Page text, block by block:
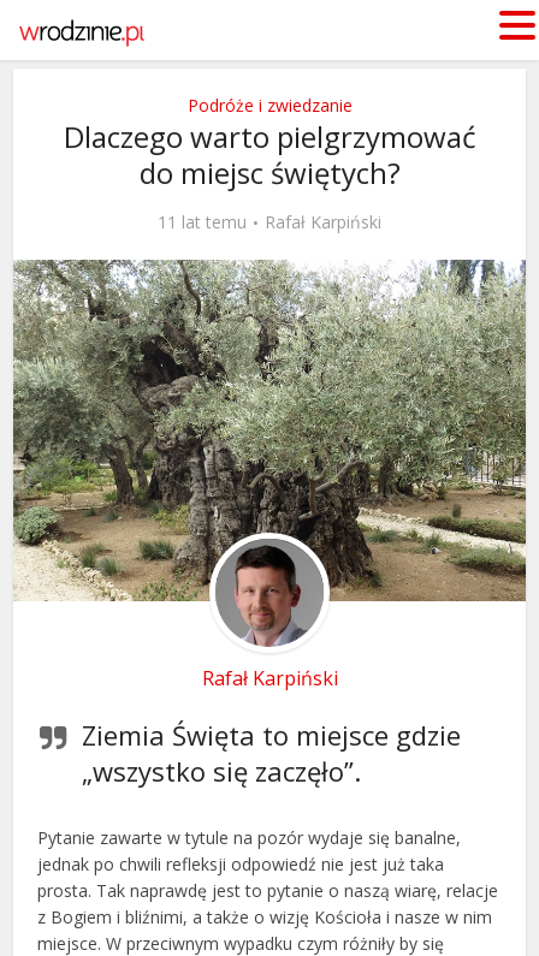
Podróże i zwiedzanie
Dlaczego warto pielgrzymować
do miejsc świętych?
11 lat temu Rafał Karpiński
Rafał Karpiński
Ziemia Święta to miejsce gdzie
„wszystko się zaczęło”.
Pytanie zawarte w tytule na pozór wydaje się banalne,
jednak po chwili refleksji odpowiedź nie jest już taka
prosta. Tak naprawdę jest to pytanie o naszą wiarę, relacje
z Bogiem i bliźnimi, a także o wizję Kościoła i nasze w nim
miejsce. W przeciwnym wypadku czym różniły by się